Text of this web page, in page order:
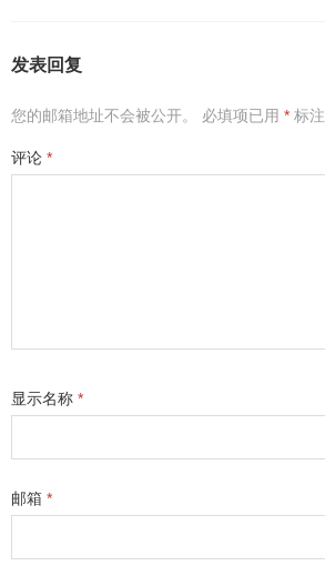
发表回复
您的邮箱地址不会被公开。 必填项已用 * 标注
评论 *
显示名称 *
邮箱 *